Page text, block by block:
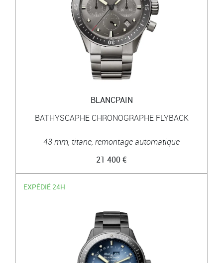
BLANCPAIN
BATHYSCAPHE CHRONOGRAPHE FLYBACK
43 mm, titane, remontage automatique
21 400 €
EXPÉDIÉ 24H